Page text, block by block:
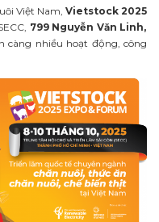
Việt Nam, Vietstock 2025
799 Nguyễn Văn Linh,
càng nhiều hoạt động, công